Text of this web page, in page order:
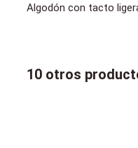
Algodón con tacto
10 otros